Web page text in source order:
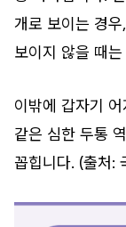
개로 보이는 경
보이지 않을 때
이밖에 갑자기
같은 심한 두통
꼽힙니다. (출처: